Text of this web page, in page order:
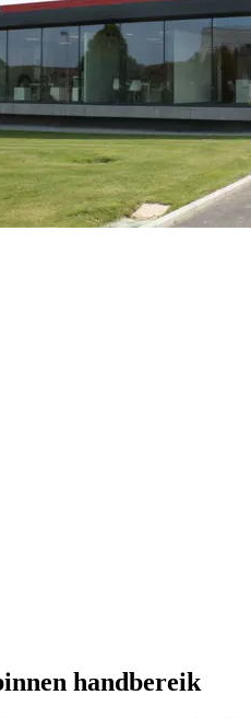
handbereik